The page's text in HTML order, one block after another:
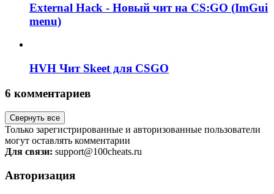
External Hack - Новый чит на CS:GO (ImGui
menu)
HVH Чит Skeet для CSGO
6 комментариев
Свернуть все
Только зарегистрированные и авторизованные пользователи
могут оставлять комментарии
Для связи: support@100cheats.ru
Авторизация